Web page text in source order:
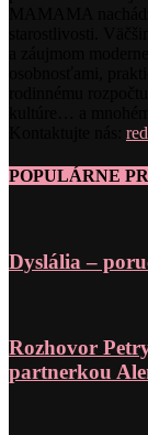
POPULÁRNE
Dyslália –
Rozhovor
partnerkou